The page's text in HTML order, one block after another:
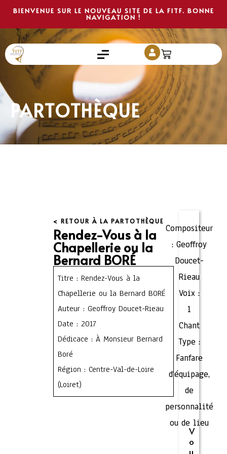
BIENVENUE SUR LE NOUVEAU SITE DE LA FITF. BONNE
NAVIGATION !
PARTOTHÈQUE
< RETOUR À LA PARTOTHÈQUE
Rendez-Vous à la
Chapellerie ou la
Bernard BORÉ
Titre : Rendez-Vous à la
Chapellerie ou la Bernard BORÉ
Auteur : Geoffroy Doucet-Rieau
Date : 2017
Dédicace : À Monsieur Bernard
Boré
Région : Centre-Val-de-Loire
(Loiret)
Compositeur
: Geoffroy
Doucet-
Rieau
Voix :
1
Chant
Type :
Fanfare
d'équipage,
de
personnalité
ou de lieu
V
o
u